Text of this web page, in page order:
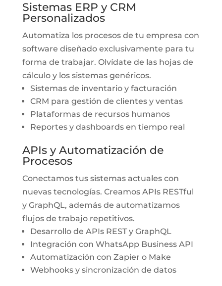
Sistemas ERP y CRM
Personalizados
Automatiza los procesos de tu empresa con
software diseñado exclusivamente para tu
forma de trabajar. Olvídate de las hojas de
cálculo y los sistemas genéricos.
Sistemas de inventario y facturación
CRM para gestión de clientes y ventas
Plataformas de recursos humanos
Reportes y dashboards en tiempo real
APIs y Automatización de
Procesos
Conectamos tus sistemas actuales con
nuevas tecnologías. Creamos APIs RESTful
y GraphQL, además de automatizamos
flujos de trabajo repetitivos.
Desarrollo de APIs REST y GraphQL
Integración con WhatsApp Business API
Automatización con Zapier o Make
Webhooks y sincronización de datos